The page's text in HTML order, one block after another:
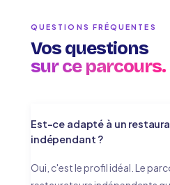
QUESTIONS FRÉQUENTES
Vos questions
sur ce parcours.
Est-ce adapté à un
indépendant ?
Oui, c'est le profil idéal. Le